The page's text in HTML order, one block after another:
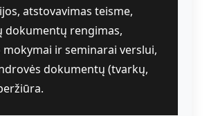
atstovavimas teisme,
dokumentų rengimas,
ir seminarai verslui,
dokumentų (tvarkų,